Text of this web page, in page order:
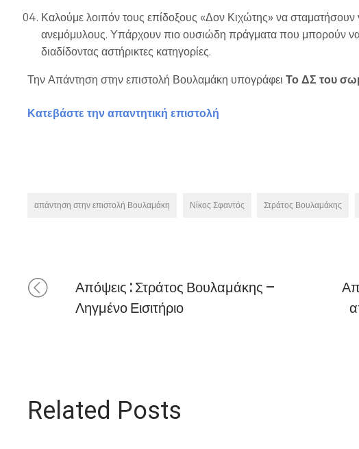
Καλούμε λοιπόν τους επίδοξους «Δον Κιχώτης» να σταματήσουν
ανεμόμυλους. Υπάρχουν πιο ουσιώδη πράγματα που μπορούν να
διαδίδοντας αστήρικτες κατηγορίες.
Την Απάντηση στην επιστολή Βουλαμάκη υπογράφει Το ΔΣ του
Κατεβάστε την απαντητική επιστολή
απάντηση στην επιστολή Βουλαμάκη Νίκος Σφαντός Στράτος Βουλαμάκης
Απόψεις : Στράτος Βουλαμάκης –
Ληγμένο Εισιτήριο
Related Posts